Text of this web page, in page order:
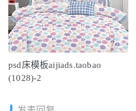
psd床模板aijiads.taobao
(1028)-2